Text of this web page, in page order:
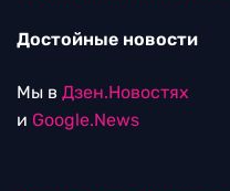
Достойные новости
Мы в Дзен.Новостях
и Google.News